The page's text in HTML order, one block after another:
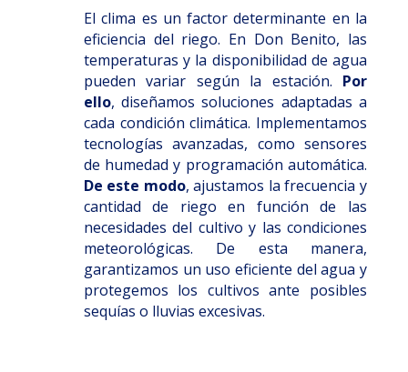
El clima es un factor determinante en la
eficiencia del riego. En Don Benito, las
temperaturas y la disponibilidad de agua
pueden variar según la estación. Por
ello, diseñamos soluciones adaptadas a
cada condición climática. Implementamos
tecnologías avanzadas, como sensores
de humedad y programación automática.
De este modo, ajustamos la frecuencia y
cantidad de riego en función de las
necesidades del cultivo y las condiciones
meteorológicas. De esta manera,
garantizamos un uso eficiente del agua y
protegemos los cultivos ante posibles
sequías o lluvias excesivas.